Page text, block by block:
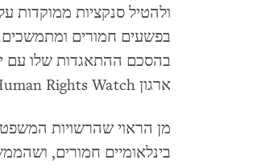
ולהטיל סנקציות ממוקדות
בפשעים חמורים
בהסכם ההתאגדות שלו עם
ארגון Human Rights Watch.
מן הראוי שהרשויות
בינלאומיים חמורים,